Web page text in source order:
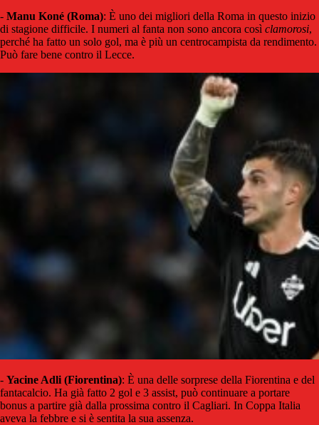
- Manu Koné (Roma): È uno dei migliori della Roma in questo inizio
di stagione difficile. I numeri al fanta non sono ancora così clamorosi,
perché ha fatto un solo gol, ma è più un centrocampista da rendimento.
Può fare bene contro il Lecce.
- Yacine Adli (Fiorentina): È una delle sorprese della Fiorentina e del
fantacalcio. Ha già fatto 2 gol e 3 assist, può continuare a portare
bonus a partire già dalla prossima contro il Cagliari. In Coppa Italia
aveva la febbre e si è sentita la sua assenza.